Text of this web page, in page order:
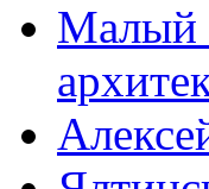
Малый